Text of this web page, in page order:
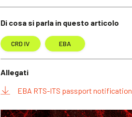
Di cosa si parla in questo articolo
CRD IV EBA
Allegati
EBA RTS-ITS passport notification